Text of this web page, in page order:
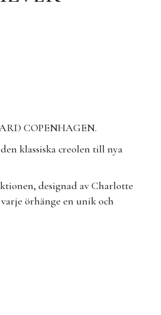
COPENHAGEN.
klassiska creolen till nya
designad av Charlotte
örhänge en unik och